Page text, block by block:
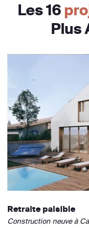
Les 16
Plus
Retraite paisible
Construction neuve à